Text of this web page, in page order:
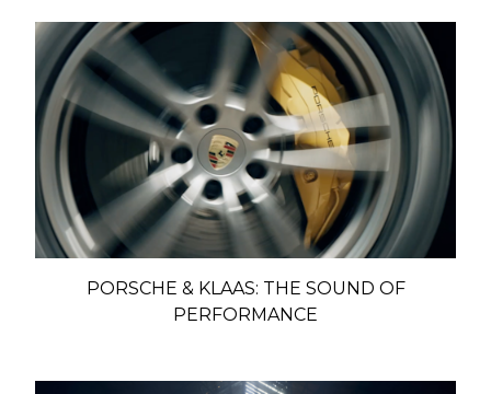
PORSCHE & KLAAS: THE SOUND OF
PERFORMANCE